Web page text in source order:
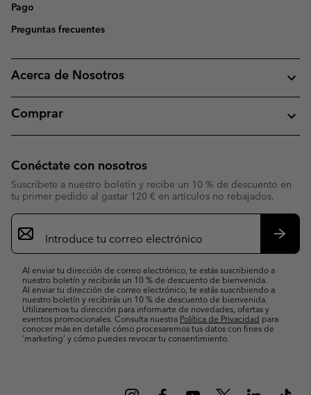
Pago
Preguntas frecuentes
Acerca de Nosotros
Comprar
Conéctate con nosotros
Suscríbete a nuestro boletín y recibe un 10 % de descuento en
tu primer pedido al gastar 120 € en artículos no rebajados.
Suscripción
de
correo
Al enviar tu dirección de correo electrónico, te estás suscribiendo a
nuestro boletín y recibirás un 10 % de descuento de bienvenida.
Al enviar tu dirección de correo electrónico, te estás suscribiendo a
nuestro boletín y recibirás un 10 % de descuento de bienvenida.
Utilizaremos tu dirección para informarte de novedades, ofertas y
eventos promocionales. Consulta nuestra Política de Privacidad para
conocer más en detalle cómo procesaremos tus datos con fines de
’marketing’ y cómo puedes revocar tu consentimiento.